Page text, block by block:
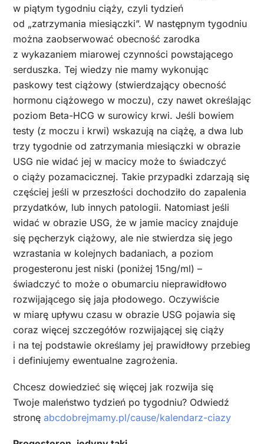
w piątym tygodniu ciąży, czyli tydzień
od „zatrzymania miesiączki”. W następnym tygodniu
można zaobserwować obecność zarodka
z wykazaniem miarowej czynności powstającego
serduszka. Tej wiedzy nie mamy wykonując
paskowy test ciążowy (stwierdzający obecność
hormonu ciążowego w moczu), czy nawet określając
poziom Beta-HCG w surowicy krwi. Jeśli bowiem
testy (z moczu i krwi) wskazują na ciążę, a dwa lub
trzy tygodnie od zatrzymania miesiączki w obrazie
USG nie widać jej w macicy może to świadczyć
o ciąży pozamacicznej. Takie przypadki zdarzają się
częściej jeśli w przeszłości dochodziło do zapalenia
przydatków, lub innych patologii. Natomiast jeśli
widać w obrazie USG, że w jamie macicy znajduje
się pęcherzyk ciążowy, ale nie stwierdza się jego
wzrastania w kolejnych badaniach, a poziom
progesteronu jest niski (poniżej 15ng/ml) –
świadczyć to może o obumarciu nieprawidłowo
rozwijającego się jaja płodowego. Oczywiście
w miarę upływu czasu w obrazie USG pojawia się
coraz więcej szczegółów rozwijającej się ciąży
i na tej podstawie określamy jej prawidłowy przebieg
i definiujemy ewentualne zagrożenia.
Chcesz dowiedzieć się więcej jak rozwija się
Twoje maleństwo tydzień po tygodniu? Odwiedź
stronę abcdobrejmamy.pl/cause/kalendarz-ciazy